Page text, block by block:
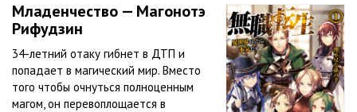
Младенчество — Магонотэ
Рифудзин
34-летний отаку гибнет в ДТП и
попадает в магический мир. Вместо
того чтобы очнуться полноценным
магом, он перевоплощается в